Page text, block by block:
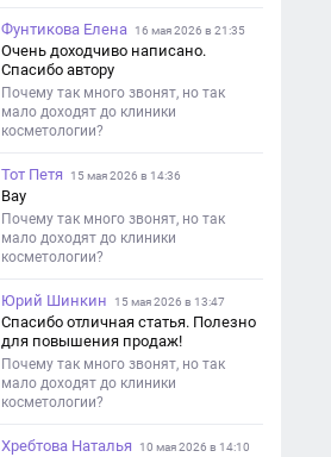
Фунтикова Елена 16 мая 2026 в 21:35
Очень доходчиво написано.
Спасибо автору
Почему так много звонят, но так
мало доходят до клиники
косметологии?
Тот Петя 15 мая 2026 в 14:36
Вау
Почему так много звонят, но так
мало доходят до клиники
косметологии?
Юрий Шинкин 15 мая 2026 в 13:47
Спасибо отличная статья. Полезно
для повышения продаж!
Почему так много звонят, но так
мало доходят до клиники
косметологии?
Хребтова Наталья 10 мая 2026 в 14:10